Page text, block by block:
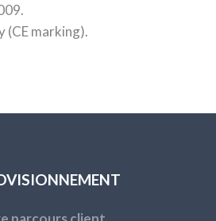
(CE marking).